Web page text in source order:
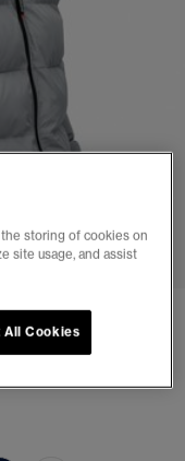
6 7 8
the storing of cookies on
site usage, and assist
All Cookies